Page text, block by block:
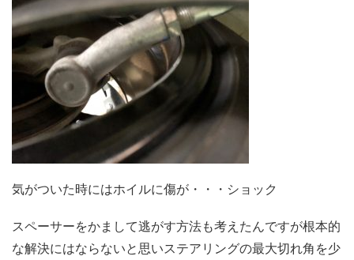
気がついた時にはホイルに傷が・・・ショック
スペーサーをかまして逃がす方法も考えたんですが根本的
な解決にはならないと思いステアリングの最大切れ角を少